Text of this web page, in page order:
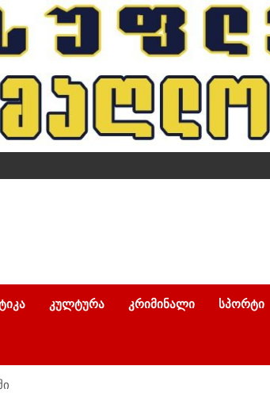
ᲙᲣᲚᲢᲣᲠᲐ ᲙᲠᲘᲛᲘᲜᲐᲚᲘ ᲡᲞᲝᲠᲢᲘ